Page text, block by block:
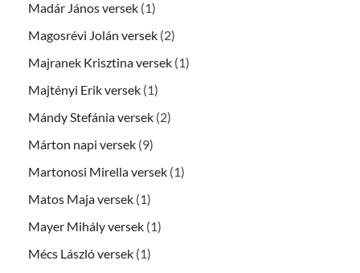
Madár János versek (1)
Magosrévi Jolán versek (2)
Majranek Krisztina versek (1)
Majtényi Erik versek (1)
Mándy Stefánia versek (2)
Márton napi versek (9)
Martonosi Mirella versek (1)
Matos Maja versek (1)
Mayer Mihály versek (1)
Mécs László versek (1)